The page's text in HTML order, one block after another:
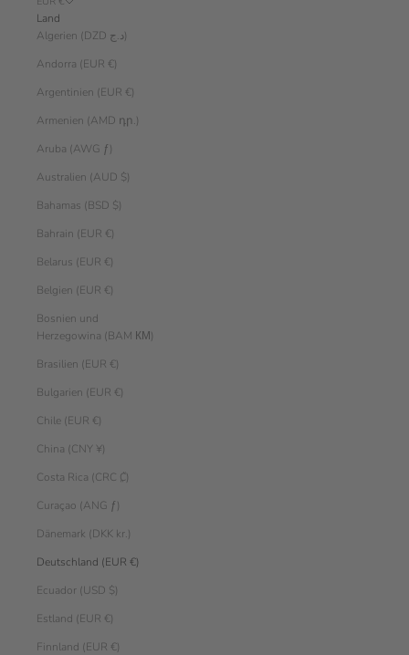
Land
Algerien (DZD د.ج)
Andorra (EUR €)
Argentinien (EUR €)
Armenien (AMD դր.)
Aruba (AWG ƒ)
Australien (AUD $)
Bahamas (BSD $)
Bahrain (EUR €)
Belarus (EUR €)
Belgien (EUR €)
Bosnien und
Herzegowina (BAM КМ)
Brasilien (EUR €)
Bulgarien (EUR €)
Chile (EUR €)
China (CNY ¥)
Costa Rica (CRC ₡)
Curaçao (ANG ƒ)
Dänemark (DKK kr.)
Deutschland (EUR €)
Ecuador (USD $)
Estland (EUR €)
Finnland (EUR €)